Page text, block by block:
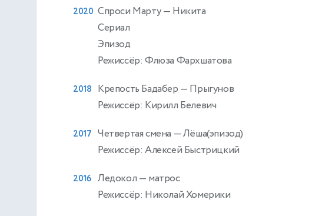
2020 Спроси Марту— Никита
Сериал
Эпизод
Режиссёр: Флюза Фархшатова
2018 Крепость Бадабер — Прыгунов
Режиссёр: Кирилл Белевич
2017 Четвертая смена — Лёша(эпизод)
Режиссёр: Алексей Быстрицкий
2016 Ледокол — матрос
Режиссёр: Николай Хомерики